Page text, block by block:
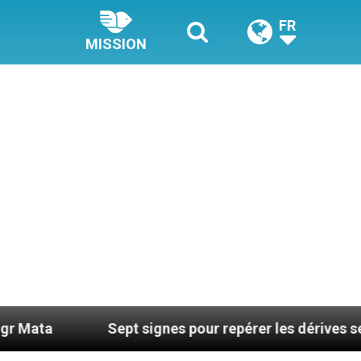
MISSION
FR
Sept signes pour repérer les dérives sectaires du